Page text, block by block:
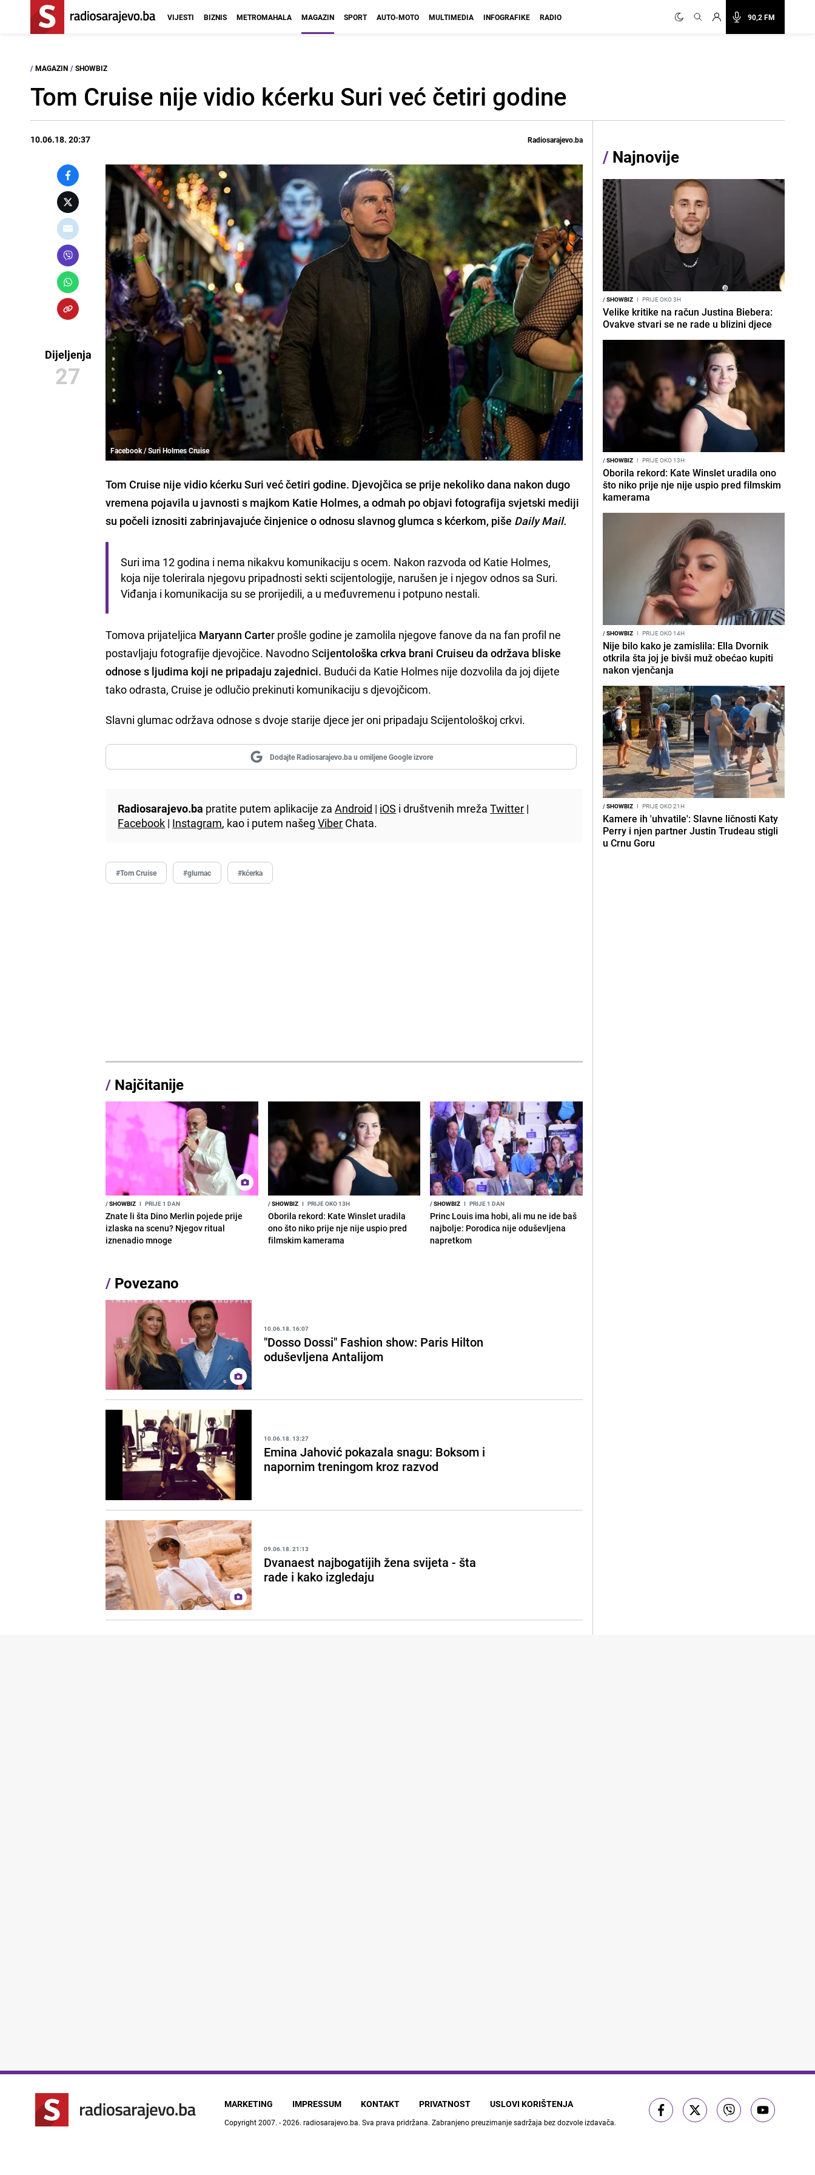
90,2 FM
VIJESTI BIZNIS METROMAHALA MAGAZIN SPORT AUTO-MOTO MULTIMEDIA INFOGRAFIKE RADIO
/ MAGAZIN / SHOWBIZ
Tom Cruise nije vidio kćerku Suri već četiri godine
10.06.18. 20:37 Radiosarajevo.ba
Dijeljenja
27
Facebook / Suri Holmes Cruise
Tom Cruise nije vidio kćerku Suri većčetiri godine. Djevojčica se prije nekoliko dana nakon dugo
vremena pojavila u javnosti s majkom Katie Holmes, a odmah po objavi fotografija svjetski mediji
su počeli iznositi zabrinjavajuće činjenice o odnosu slavnog glumca s kćerkom, piše Daily Mail.
Suri ima 12 godina i nema nikakvu komunikaciju s ocem. Nakon razvoda od Katie Holmes,
koja nije tolerirala njegovu pripadnosti sekti scijentologije, narušen je i njegov odnos sa Suri.
Viđanja i komunikacija su se prorijedili, a u međuvremenu i potpuno nestali.
Tomova prijateljica Maryann Carter prošle godine je zamolila njegove fanove da na fan profil ne
postavljaju fotografije djevojčice. Navodno Scijentološka crkva brani Cruiseu da održava bliske
odnose s ljudima koji ne pripadaju zajednici. Budući da Katie Holmes nije dozvolila da joj dijete
tako odrasta, Cruise je odlučio prekinuti komunikaciju s djevojčicom.
Slavni glumac održava odnose s dvoje starije djece jer oni pripadaju Scijentološkoj crkvi.
Dodajte Radiosarajevo.ba u omiljene Google izvore
Radiosarajevo.ba pratite putem aplikacije zaAndroid | iOS i društvenih mrežaTwitter |
Facebook | Instagram, kao i putem našegViber Chata.
#Tom Cruise #glumac #kćerka
/ Najčitanije
/SHOWBIZ I PRIJE 1 DAN
Znate li šta Dino Merlin pojede prije
izlaska na scenu? Njegov ritual
iznenadio mnoge
/SHOWBIZ I PRIJE OKO 13H
Oborila rekord: Kate Winslet uradila
ono što niko prije nje nije uspio pred
filmskim kamerama
/SHOWBIZ I PRIJE 1 DAN
Princ Louis ima hobi, ali mu ne ide baš
najbolje: Porodica nije oduševljena
napretkom
/ Povezano
10.06.18. 16:07
"Dosso Dossi" Fashion show: Paris Hilton
oduševljena Antalijom
10.06.18. 13:27
Emina Jahović pokazala snagu: Boksom i
napornim treningom kroz razvod
09.06.18. 21:13
Dvanaest najbogatijih žena svijeta - šta
rade i kako izgledaju
/ Najnovije
/SHOWBIZ I PRIJE OKO 3H
Velike kritike na račun Justina Biebera:
Ovakve stvari se ne rade u blizini djece
/SHOWBIZ I PRIJE OKO 13H
Oborila rekord: Kate Winslet uradila ono
što niko prije nje nije uspio pred filmskim
kamerama
/SHOWBIZ I PRIJE OKO 14H
Nije bilo kako je zamislila: Ella Dvornik
otkrila šta joj je bivši muž obećao kupiti
nakon vjenčanja
/SHOWBIZ I PRIJE OKO 21H
Kamere ih 'uhvatile': Slavne ličnosti Katy
Perry i njen partner Justin Trudeau stigli
u Crnu Goru
MARKETING IMPRESSUM KONTAKT PRIVATNOST USLOVI KORIŠTENJA
Copyright 2007. - 2026. radiosarajevo.ba. Sva prava pridržana. Zabranjeno preuzimanje sadržaja bez dozvole izdavača.